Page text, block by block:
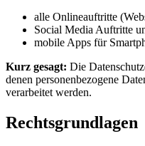
alle Onlineauftritte
Social Media Auftritte
mobile Apps für
Kurz gesagt: Die
denen personenbezogene
verarbeitet werden.
Rechtsgrundlagen